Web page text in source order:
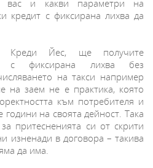
вас и какви параметри на
кредит с фиксирана лихва да
Креди Йес, ще получите
с фиксирана лихва без
на такси например
на заем не е практика, която
към потребителя и
години на своята дейност. Така
притесненията си от скрити
изненади в договора – такива
да има.